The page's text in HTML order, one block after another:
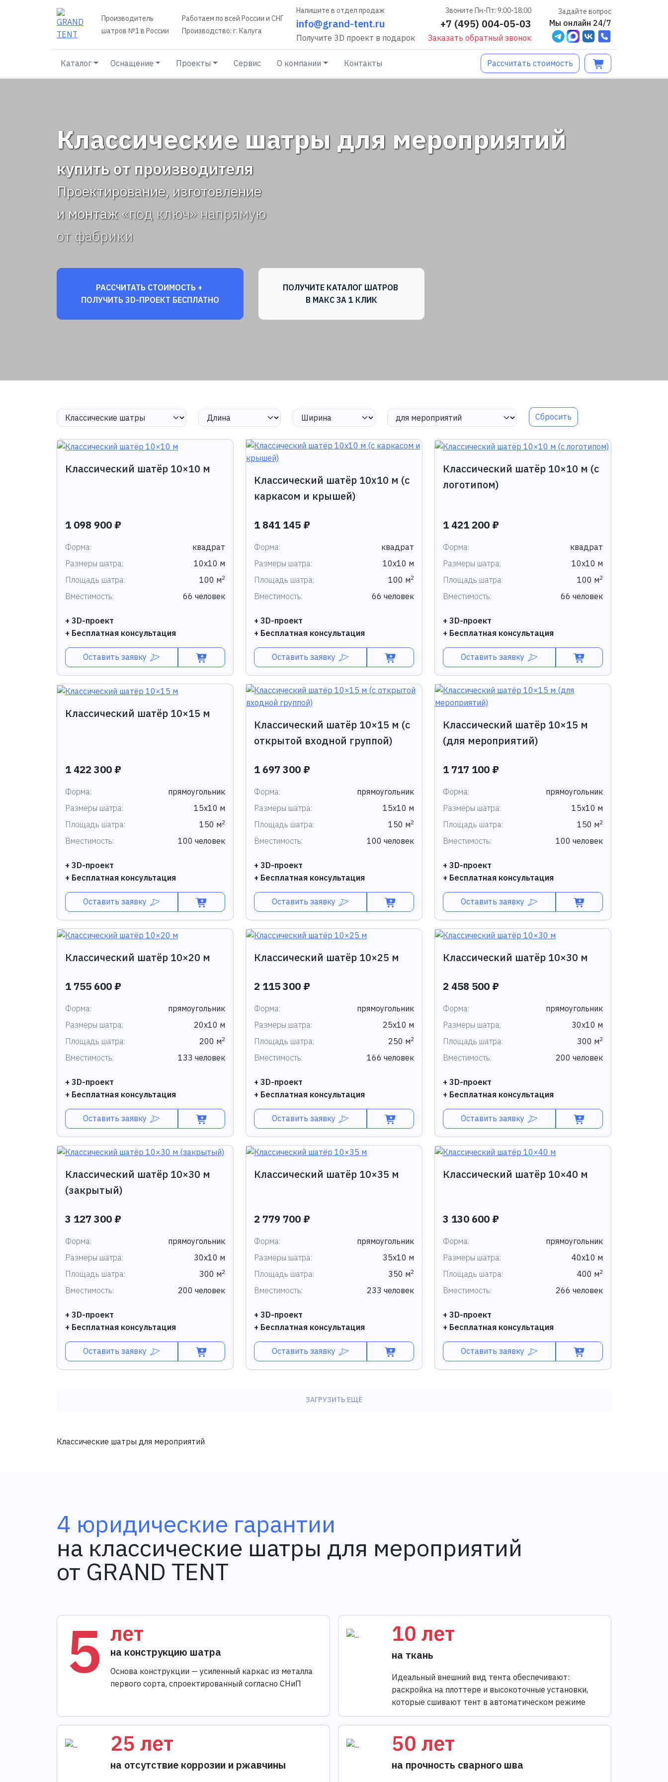
Производитель
шатров №1 в России
Работаем по всей России и СНГ
Производство: г. Калуга
Напишите в отдел продаж
info@grand-tent.ru
Получите 3D проект в подарок
Звоните Пн-Пт: 9:00-18:00
+7 (495) 004-05-03
Заказать обратный звонок
Задайте вопрос
Мы онлайн 24/7
Каталог Оснащение Проекты Сервис О компании Контакты Рассчитать стоимость
Классические шатры для мероприятий
купить от производителя
Проектирование, изготовление
и монтаж«под ключ» напрямую
от фабрики
РАССЧИТАТЬ СТОИМОСТЬ +
ПОЛУЧИТЬ 3D-ПРОЕКТ БЕСПЛАТНО
ПОЛУЧИТЕ КАТАЛОГ ШАТРОВ
В МАКС ЗА 1 КЛИК
Сбросить
Классический шатёр 10×10 м
1 098 900 ₽
Форма:
квадрат
Размеры шатра:
10х10 м
Площадь шатра:
100 м2
Вместимость: 66 человек
+ 3D-проект
+ Бесплатная консультация
Оставить заявку
Классический шатёр 10x10 м (с
каркасом и крышей)
1 841 145 ₽
Форма:
квадрат
Размеры шатра:
10х10 м
Площадь шатра:
100 м2
Вместимость: 66 человек
+ 3D-проект
+ Бесплатная консультация
Оставить заявку
Классический шатёр 10×10 м (с
логотипом)
1 421 200 ₽
Форма:
квадрат
Размеры шатра:
10х10 м
Площадь шатра:
100 м2
Вместимость: 66 человек
+ 3D-проект
+ Бесплатная консультация
Оставить заявку
Классический шатёр 10×15 м
1 422 300 ₽
Форма:
прямоугольник
Размеры шатра:
15х10 м
Площадь шатра:
150 м2
Вместимость: 100 человек
+ 3D-проект
+ Бесплатная консультация
Оставить заявку
Классический шатёр 10×15 м (с
открытой входной группой)
1 697 300 ₽
Форма:
прямоугольник
Размеры шатра:
15х10 м
Площадь шатра:
150 м2
Вместимость: 100 человек
+ 3D-проект
+ Бесплатная консультация
Оставить заявку
Классический шатёр 10×15 м
(для мероприятий)
1 717 100 ₽
Форма:
прямоугольник
Размеры шатра:
15х10 м
Площадь шатра:
150 м2
Вместимость: 100 человек
+ 3D-проект
+ Бесплатная консультация
Оставить заявку
Классический шатёр 10×20 м
1 755 600 ₽
Форма:
прямоугольник
Размеры шатра:
20х10 м
Площадь шатра:
200 м2
Вместимость: 133 человек
+ 3D-проект
+ Бесплатная консультация
Оставить заявку
Классический шатёр 10×25 м
2 115 300 ₽
Форма:
прямоугольник
Размеры шатра:
25х10 м
Площадь шатра:
250 м2
Вместимость: 166 человек
+ 3D-проект
+ Бесплатная консультация
Оставить заявку
Классический шатёр 10×30 м
2 458 500 ₽
Форма:
прямоугольник
Размеры шатра:
30х10 м
Площадь шатра:
300 м2
Вместимость: 200 человек
+ 3D-проект
+ Бесплатная консультация
Оставить заявку
Классический шатёр 10×30 м
(закрытый)
3 127 300 ₽
Форма:
прямоугольник
Размеры шатра:
30х10 м
Площадь шатра:
300 м2
Вместимость: 200 человек
+ 3D-проект
+ Бесплатная консультация
Оставить заявку
Классический шатёр 10×35 м
2 779 700 ₽
Форма:
прямоугольник
Размеры шатра:
35х10 м
Площадь шатра:
350 м2
Вместимость: 233 человек
+ 3D-проект
+ Бесплатная консультация
Оставить заявку
Классический шатёр 10×40 м
3 130 600 ₽
Форма:
прямоугольник
Размеры шатра:
40х10 м
Площадь шатра:
400 м2
Вместимость: 266 человек
+ 3D-проект
+ Бесплатная консультация
Оставить заявку
ЗАГРУЗИТЬ ЕЩЁ
Классические шатры для мероприятий
4 юридические гарантии
на классические шатры для мероприятий
от GRAND TENT
5 лет
на конструкцию шатра
Основа конструкции — усиленный каркас из металла
первого сорта, спроектированный согласно СНиП
10 лет
на ткань
Идеальный внешний вид тента обеспечивают:
раскройка на плоттере и высокоточные установки,
которые сшивают тент в автоматическом режиме
25 лет
на отсутствие коррозии и ржавчины
50 лет
на прочность сварного шва